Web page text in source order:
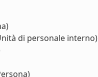
di personale interno)